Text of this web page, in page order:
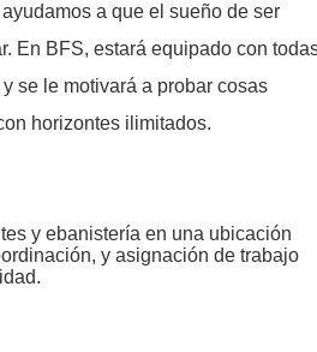
a que el sueño de ser
En BFS, estará equipado con
se le motivará a probar cosas
horizontes ilimitados.
y ebanistería en una ubicación
y asignación de trabajo